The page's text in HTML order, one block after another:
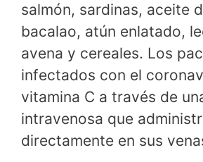
salmón, sardinas, aceite
bacalao, atún enlatado,
avena y cereales. Los
infectados con el
vitamina C a través de
intravenosa que
directamente en sus